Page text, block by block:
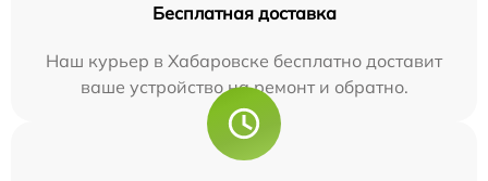
Бесплатная доставка
Наш курьер в Хабаровске бесплатно доставит
ваше устройство на ремонт и обратно.